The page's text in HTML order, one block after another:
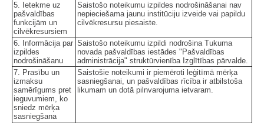
5. Ietekme uz
pašvaldības
funkcijām un
cilvēkresursiem
Saistošo noteikumu izpildes nodrošināšanai nav
nepieciešama jaunu institūciju izveide vai papildu
cilvēkresursu piesaiste.
6. Informācija par
izpildes
nodrošināšanu
Saistošo noteikumu izpildi nodrošina Tukuma
novada pašvaldības iestādes "Pašvaldības
administrācija" struktūrvienība Izglītības pārvalde.
7. Prasību un
izmaksu
samērīgums pret
ieguvumiem, ko
sniedz mērķa
sasniegšana
Saistošie noteikumi ir piemēroti leģitīmā mērķa
sasniegšanai, un pašvaldības rīcība ir atbilstoša
likumam un dotā pilnvarojuma ietvaram.